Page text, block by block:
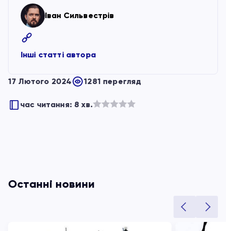
Іван Сильвестрів
Інші статті автора
17 Лютого 2024 1281 перегляд
час читання: 8 хв.
Останні новини